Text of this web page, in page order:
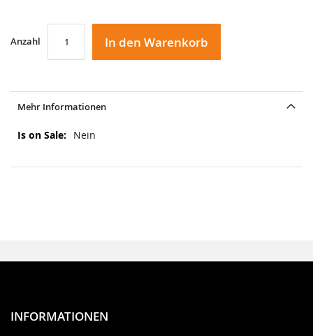
Anzahl In den Warenkorb
Mehr Informationen
Mehr
Nein
INFORMATIONEN